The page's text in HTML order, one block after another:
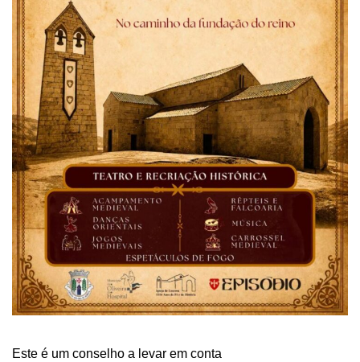
Este é um conselho a levar em conta